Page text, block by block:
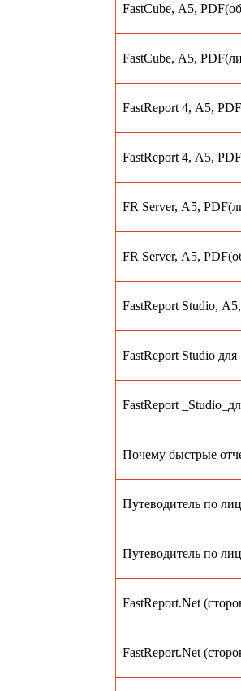
FastCube, А5,
FastCube, А5,
FastReport 4, А5,
FastReport 4, А5,
FR Server, А5,
FR Server, А5,
FastReport Studio,
FastReport Studio
FastReport
Почему быстрые
Путеводитель по
Путеводитель по
FastReport.Net
FastReport.Net